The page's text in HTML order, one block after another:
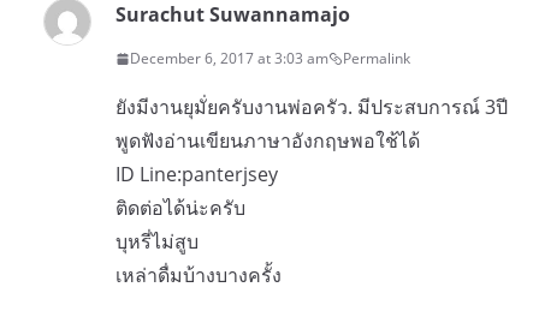
Surachut Suwannamajo
December 6, 2017 at 3:03 am Permalink
ยังมีงานยุมั่ยครับงานพ่อครัว. มีประสบการณ์ 3ปี
พูดฟังอ่านเขียนภาษาอังกฤษพอใช้ได้
ID Line:panterjsey
ติดต่อได้น่ะครับ
บุหรี่ไม่สูบ
เหล่าดื่มบ้างบางครั้ง